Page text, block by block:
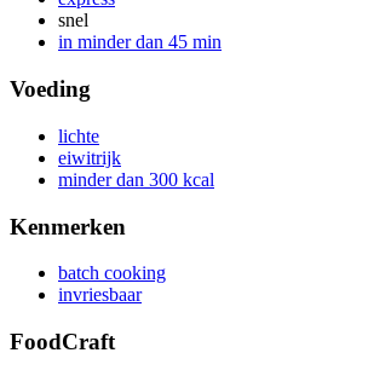
snel
in minder dan 45 min
Voeding
lichte
eiwitrijk
minder dan 300 kcal
Kenmerken
batch cooking
invriesbaar
FoodCraft